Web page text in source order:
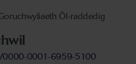
Ôl-raddedig
0000-0001-6959-5100